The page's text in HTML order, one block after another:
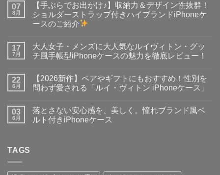
07
8月
【手ぶらでお出かけ♪】収納力＆デザイン性抜群！
ショルダーストラップ付きハイブランドiPhoneケ
ースのご紹介
ら
で
お
♪】
収
＆
デ
ザ
ル
ン
ト
は
り
ま
17
7月
大人女子・メンズに大人気なルイヴィトン・グッ
チ風手帳型iPhoneケースの魅力を徹底レビュー！
子・
メ
に
大
人
ン・
ト
は
あ
り
ま
22
6月
【2026新作】ペアやギフトにもおすすめ！性別を
問わず愛される「ルイ・ヴィトン iPhoneケース」
作】
ペ
ア
す
ン
ト
は
03
6月
落とさない安心感を、美しく。憧れブランド風ベ
ルト付きiPhoneケース
感
TAGS